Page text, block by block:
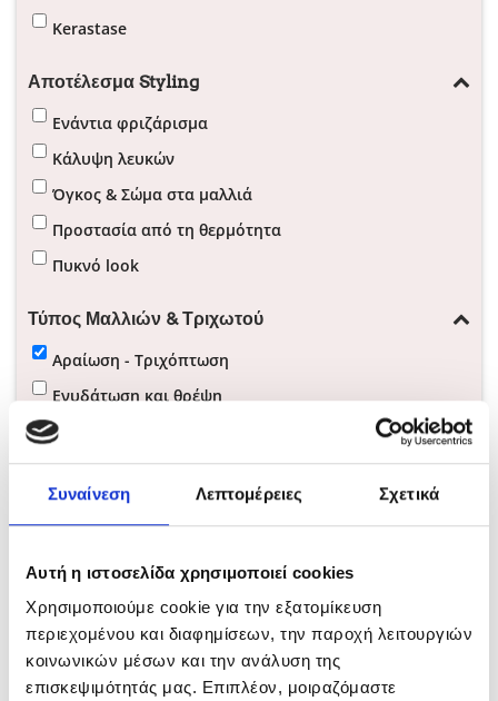
Συναίνεση Λεπτομέρειες Σχετικά
Αυτή η ιστοσελίδα χρησιμοποιεί cookies
Χρησιμοποιούμε cookie για την εξατομίκευση
περιεχομένου και διαφημίσεων, την παροχή λειτουργιών
κοινωνικών μέσων και την ανάλυση της
επισκεψιμότητάς μας. Επιπλέον, μοιραζόμαστε
Kerastase
Αποτέλεσμα Styling
Ενάντια φριζάρισμα
Κάλυψη λευκών
Όγκος & Σώμα στα μαλλιά
Προστασία από τη θερμότητα
Πυκνό look
Τύπος Μαλλιών & Τριχωτού
Αραίωση - Τριχόπτωση
Ενυδάτωση και θρέψη
Ζωντάνια και λάμψη
Λεπτά μαλλιά
Λιπαρά μαλλιά
ΚΑΘΑΡΙΣΜΟΣ ΦΙΛΤΡΩΝ